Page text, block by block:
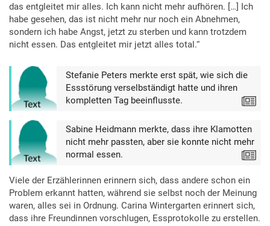
das entgleitet mir alles. Ich kann nicht mehr aufhören. […] Ich
habe gesehen, das ist nicht mehr nur noch ein Abnehmen,
sondern ich habe Angst, jetzt zu sterben und kann trotzdem
nicht essen. Das entgleitet mir jetzt alles total.“
Stefanie Peters merkte erst spät, wie sich die
Essstörung verselbständigt hatte und ihren
kompletten Tag beeinflusste.
Sabine Heidmann merkte, dass ihre Klamotten
nicht mehr passten, aber sie konnte nicht mehr
normal essen.
Viele der Erzählerinnen erinnern sich, dass andere schon ein
Problem erkannt hatten, während sie selbst noch der Meinung
waren, alles sei in Ordnung. Carina Wintergarten erinnert sich,
dass ihre Freundinnen vorschlugen, Essprotokolle zu erstellen.